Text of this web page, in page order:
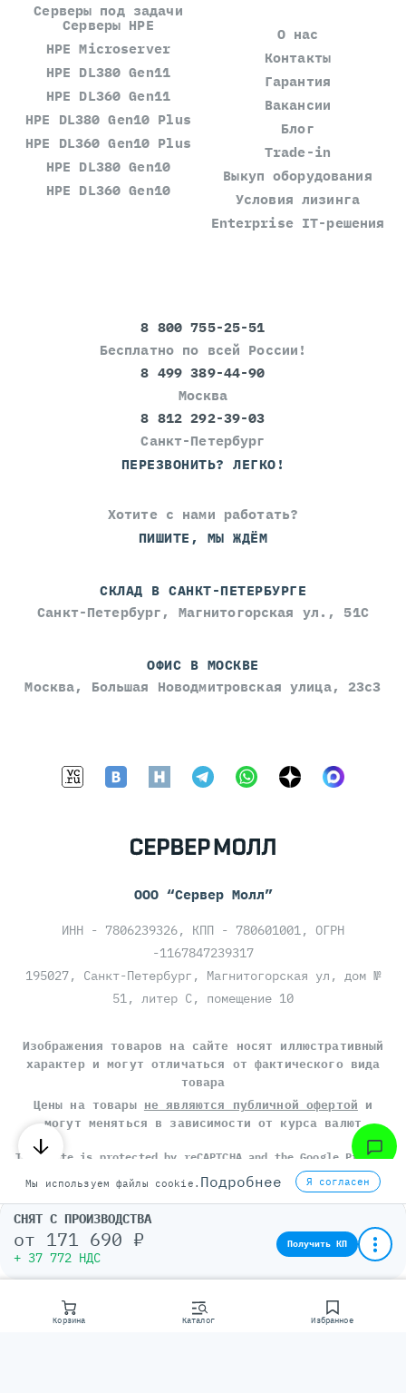
Корзина Каталог Избранное
СНЯТ С ПРОИЗВОДСТВА
от 171 690 ₽
+ 37 772 НДС
Получить КП
Серверы под задачи
Серверы HPE
HPE Microserver
HPE DL380 Gen11
HPE DL360 Gen11
HPE DL380 Gen10 Plus
HPE DL360 Gen10 Plus
HPE DL380 Gen10
HPE DL360 Gen10
О нас
Контакты
Гарантия
Вакансии
Блог
Trade-in
Выкуп оборудования
Условия лизинга
Enterprise IT-решения
8 800 755-25-51
Бесплатно по всей России!
8 499 389-44-90
Москва
8 812 292-39-03
Санкт-Петербург
ПЕРЕЗВОНИТЬ? ЛЕГКО!
Хотите с нами работать?
ПИШИТЕ, МЫ ЖДЁМ
СКЛАД В САНКТ-ПЕТЕРБУРГЕ
Санкт-Петербург, Магнитогорская ул., 51С
ОФИС В МОСКВЕ
Москва, Большая Новодмитровская улица, 23с3
ООО “Сервер Молл”
ИНН - 7806239326, КПП - 780601001, ОГРН
-1167847239317
195027, Санкт-Петербург, Магнитогорская ул, дом №
51, литер С, помещение 10
Изображения товаров на сайте носят иллюстративный
характер и могут отличаться от фактического вида
товара
Цены на товары не являются публичной офертой и
могут меняться в зависимости от курса валют
This site is protected by reCAPTCHA and the Google Privacy
apply.
Политика конфиденциальности
Пользовательское соглашение
© СЕРВЕР МОЛЛ , 2014-2026
Мы используем файлы cookie. Подробнее Я согласен